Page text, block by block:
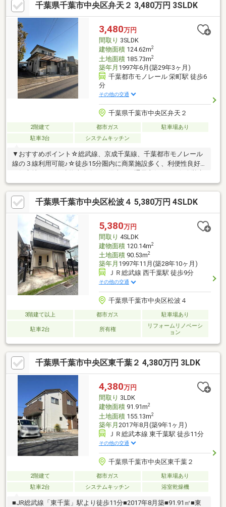
千葉県千葉市中央区弁天２ 3,480万円 3SLDK
3,480万円
間取り 3SLDK
建物面積124.62m2
土地面積185.73m2
築年月 1997年6月(築29年3ヶ月)
千葉都市モノレール 栄町駅 徒歩6
分
その他の交通
千葉県千葉市中央区弁天２
2階建て 都市ガス
駐車場あり
駐車3台
システムキッチン
▼おすすめポイント☆総武線、京成千葉線、千葉都市モノレール
線の３線利用可能♪☆徒歩15分圏内に商業施設多く、利便性良好
道、本下水、都市ガス♪■更新日現在近隣情報177件あり【公開物
件以外に独自情報ルートによる物件情報多数あり】当社は一般不
動産業者と異なる非公開情報も取り扱っています。金融機関、弁
護士、司法書士、所属NPO団体、地元企業等情報提供による任意
売却物件、相続物件、財産管理物件、法人又は法人役員所有物件
などなかなか物件が見つからない方は 関連リンク欄 から「友の
会」」へご登録下さい。
千葉県千葉市中央区松波４ 5,380万円 4SLDK
5,380万円
間取り 4SLDK
建物面積120.14m2
土地面積90.53m2
築年月 1997年11月(築28年10ヶ月)
ＪＲ総武線 西千葉駅 徒歩9分
その他の交通
千葉県千葉市中央区松波４
3階建て以上 都市ガス 駐車場あり
駐車2台 所有権
リフォームリノベーシ
ョン
千葉県千葉市中央区東千葉２ 4,380万円 3LDK
4,380万円
間取り 3LDK
建物面積91.91m2
土地面積155.13m2
築年月 2017年8月(築9年1ヶ月)
ＪＲ総武本線 東千葉駅 徒歩11分
その他の交通
千葉県千葉市中央区東千葉２
2階建て 都市ガス
駐車場あり
駐車2台
システムキッチン 浴室乾燥機
■JR総武線「東千葉」駅より徒歩11分■2017年8月築■91.91㎡■東